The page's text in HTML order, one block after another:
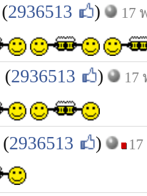
(2936513 ) 17
(2936513 ) 17
(2936513 )